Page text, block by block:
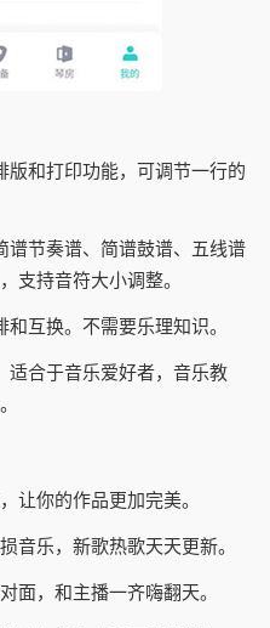
版和打印功能，可调节一行的
谱节奏谱、简谱鼓谱、五线谱
支持音符大小调整。
互换。不需要乐理知识。
适合于音乐爱好者，音乐教
让你的作品更加完美。
音乐，新歌热歌天天更新。
面，和主播一齐嗨翻天。